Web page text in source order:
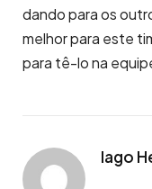
dando para os
melhor para este
para tê-lo na
Iago